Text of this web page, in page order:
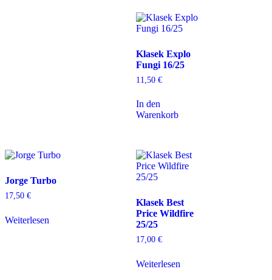
Klasek Explo
Fungi 16/25
11,50 €
In den
Warenkorb
Jorge Turbo
17,50 €
Weiterlesen
Klasek Best
Price Wildfire
25/25
17,00 €
Weiterlesen